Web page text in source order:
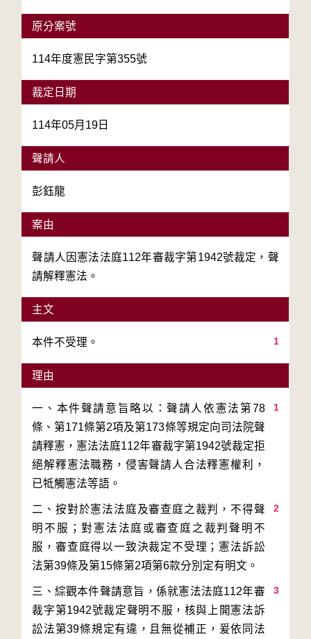
原分案號
114年度憲民字第355號
裁定日期
114年05月19日
聲請人
彭鈺龍
案由
聲請人因憲法法庭112年審裁字第1942號裁定，聲
請解釋憲法。
主文
1
本件不受理。
理由
1
一、本件聲請意旨略以：聲請人依憲法第78
條、第171條第2項及第173條等規定向司法院聲
請釋憲，憲法法庭112年審裁字第1942號裁定拒
絕解釋憲法職務，侵害聲請人合法釋憲權利，
2
二、按對於憲法法庭及審查庭之裁判，不得聲
明不服；對憲法法庭或審查庭之裁判聲明不
服，審查庭得以一致決裁定不受理；憲法訴訟
3
三、綜觀本件聲請意旨，係就憲法法庭112年審
裁字第1942號裁定聲明不服，核與上開憲法訴
訟法第39條規定有違，且無從補正，爰依同法